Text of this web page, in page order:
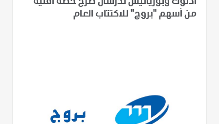
أدنوك وبورياليس تدرسان طرح حصة أقلية
من أسهم "بروج" للاكتتاب العام